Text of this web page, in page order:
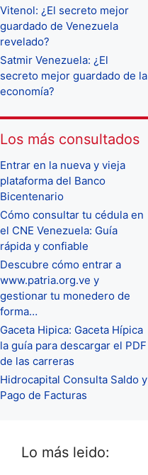
Vitenol: ¿El secreto mejor
guardado de Venezuela
revelado?
Satmir Venezuela: ¿El
secreto mejor guardado de la
economía?
Los más consultados
Entrar en la nueva y vieja
plataforma del Banco
Bicentenario
Cómo consultar tu cédula en
el CNE Venezuela: Guía
rápida y confiable
Descubre cómo entrar a
www.patria.org.ve y
gestionar tu monedero de
forma…
Gaceta Hipica: Gaceta Hípica
la guía para descargar el PDF
de las carreras
Hidrocapital Consulta Saldo y
Pago de Facturas
Lo más leido: